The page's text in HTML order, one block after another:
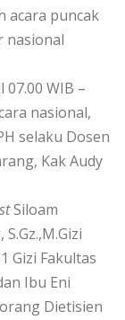
acara puncak
nasional
WIB –
nasional,
selaku Dosen
Kak Audy
Siloam
Gizi Fakultas
Ibu Eni
Dietisien